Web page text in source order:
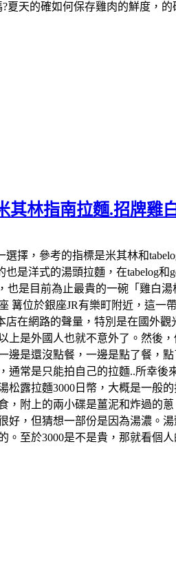
天的確如何保存雞肉的鮮度，
其林指南拉麵.招牌雞
擇，參考的指標是米其林和
是洋式的湯頭拉麵，在tabelog和
是目前為止最貴的一碗「雞白
位於銀座JR有樂町附近，這
在網路的聲量，特別是在國外
是外國人也就不意外了。然後
是還沒點餐，一邊是點了餐，
常是只能拍自己的拉麵..所幸
露拉麵3000日幣，大概是一般
附上的兩小碟是薑泥和炸過的
，但猜想一部份是因為湯濃。
至於3000是不是貴，那就看個